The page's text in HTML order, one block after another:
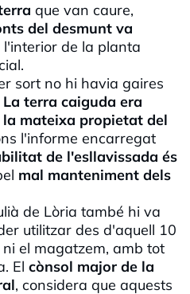
que van caure,
del desmunt va
l'interior de la planta
sort no hi havia gaires
La terra caiguda era
mateixa propietat del
l'informe encarregat
de l'esllavissada és
mal manteniment dels
de Lòria també hi va
utilitzar des d'aquell 10
el magatzem, amb tot
El cònsol major de la
, considera que aquests